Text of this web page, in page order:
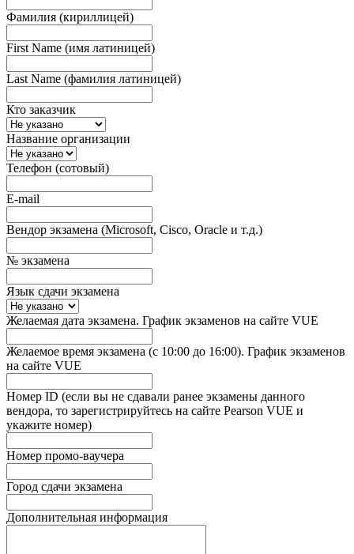
Фамилия (кириллицей)
First Name (имя латиницей)
Last Name (фамилия латиницей)
Кто заказчик
Название организации
Телефон (сотовый)
E-mail
Вендор экзамена (Microsoft, Cisco, Oracle и т.д.)
№ экзамена
Язык сдачи экзамена
Желаемая дата экзамена. График экзаменов на сайте VUE
Желаемое время экзамена (с 10:00 до 16:00). График экзаменов
на сайте VUE
Номер ID (если вы не сдавали ранее экзамены данного
вендора, то зарегистрируйтесь на сайте Pearson VUE и
укажите номер)
Номер промо-ваучера
Город сдачи экзамена
Дополнительная информация